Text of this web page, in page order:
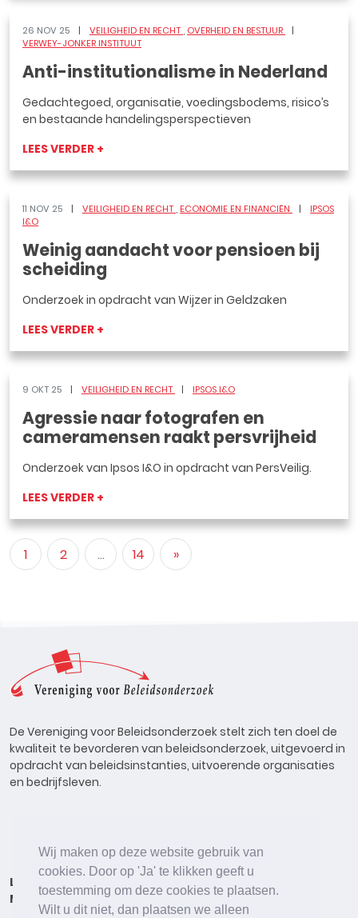
Wij maken op deze website gebruik van
cookies. Door op 'Ja' te klikken geeft u
toestemming om deze cookies te plaatsen.
Wilt u dit niet, dan plaatsen we alleen
26 NOV 25 VEILIGHEID EN RECHT OVERHEID EN BESTUUR
VERWEY-JONKER INSTITUUT
Anti-institutionalisme in Nederland
Gedachtegoed, organisatie, voedingsbodems, risico’s
en bestaande handelingsperspectieven
LEES VERDER +
11 NOV 25 VEILIGHEID EN RECHT ECONOMIE EN FINANCIËN
IPSOS
I&O
Weinig aandacht voor pensioen bij
scheiding
Onderzoek in opdracht van Wijzer in Geldzaken
LEES VERDER +
9 OKT 25 VEILIGHEID EN RECHT IPSOS I&O
Agressie naar fotografen en
cameramensen raakt persvrijheid
Onderzoek van Ipsos I&O in opdracht van PersVeilig.
LEES VERDER +
1 2 ... 14 »
De Vereniging voor Beleidsonderzoek stelt zich ten doel de
kwaliteit te bevorderen van beleidsonderzoek, uitgevoerd in
opdracht van beleidsinstanties, uitvoerende organisaties
en bedrijfsleven.
Lid worden Onderzoeken Agenda
Vacatures
Meldpunt Beleidsonderzoek Online